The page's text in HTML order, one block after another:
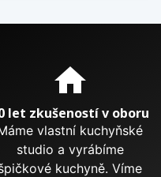
home
let zkušeností v oboru
vlastní kuchyňské
studio a vyrábíme
kuchyně. Víme